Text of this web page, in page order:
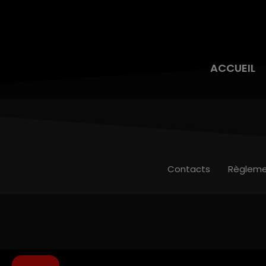
ACCUEIL
Contacts